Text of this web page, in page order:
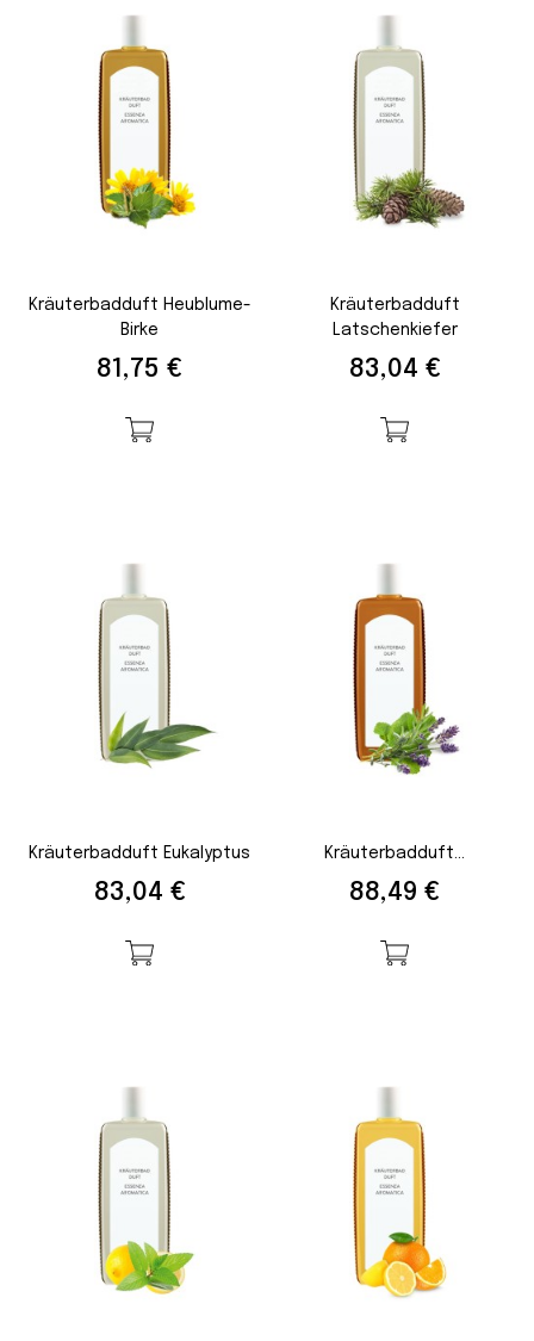
Kräuterbadduft Heublume-
Birke
Preis
81,75 €
Kräuterbadduft
Latschenkiefer
Preis
83,04 €
Kräuterbadduft Eukalyptus
Preis
83,04 €
Kräuterbadduft...
Preis
88,49 €